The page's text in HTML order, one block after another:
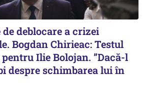
deblocare a crizei
Bogdan Chirieac: Testul
Ilie Bolojan. ”Dacă-l
despre schimbarea lui în